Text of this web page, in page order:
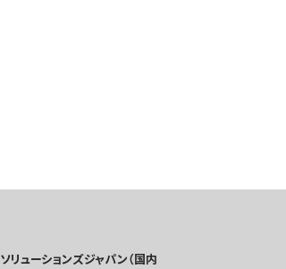
リューションズジャパン（国内